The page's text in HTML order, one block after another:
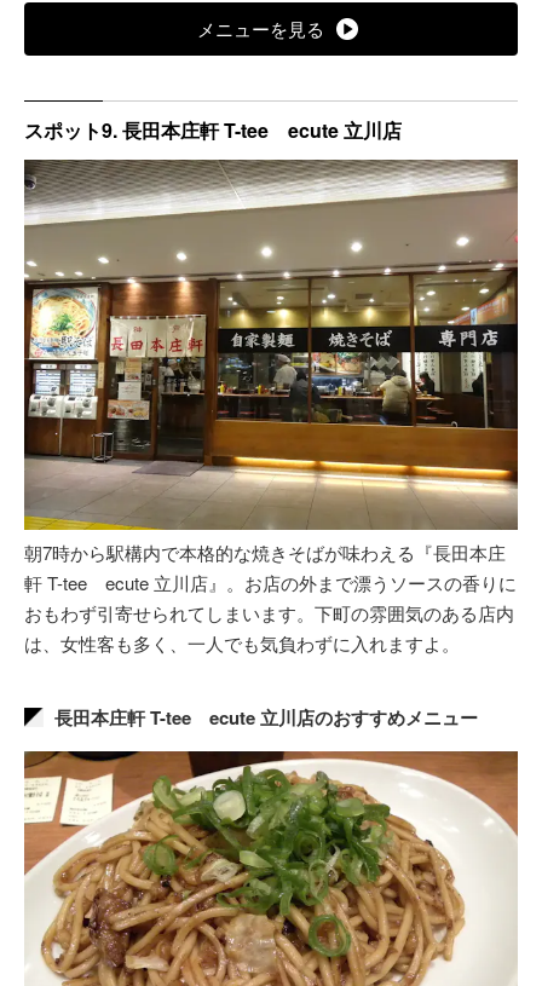
メニューを見る
スポット9. 長田本庄軒 T-tee ecute 立川店
朝7時から駅構内で本格的な焼きそばが味わえる『長田本庄
軒 T-tee ecute 立川店』。お店の外まで漂うソースの香りに
おもわず引寄せられてしまいます。下町の雰囲気のある店内
は、女性客も多く、一人でも気負わずに入れますよ。
長田本庄軒 T-tee ecute 立川店のおすすめメニュー